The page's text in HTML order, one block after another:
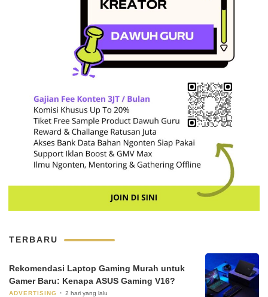
TERBARU
Rekomendasi Laptop Gaming Murah untuk
Gamer Baru: Kenapa ASUS Gaming V16?
ADVERTISING 2 hari yang lalu